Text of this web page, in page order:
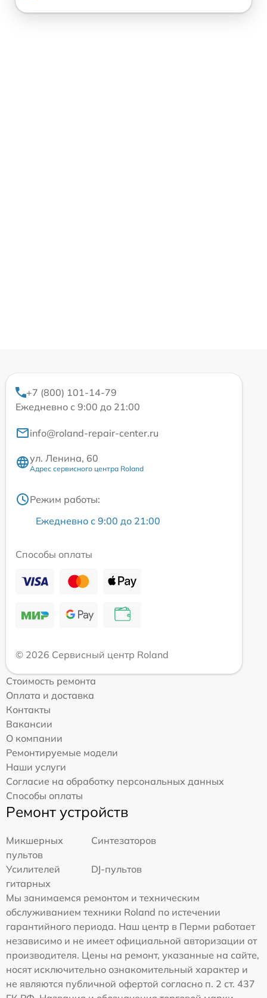
+7 (800) 101-14-79
Ежедневно с 9:00 до 21:00
info@roland-repair-center.ru
ул. Ленина, 60
Адрес сервисного центра Roland
Режим работы:
Ежедневно с 9:00 до 21:00
Способы оплаты
© 2026 Сервисный центр Roland
Стоимость ремонта
Оплата и доставка
Контакты
Вакансии
О компании
Ремонтируемые модели
Наши услуги
Согласие на обработку персональных данных
Способы оплаты
Ремонт устройств
Микшерных
пультов
Синтезаторов
Усилителей
гитарных
DJ-пультов
Мы занимаемся ремонтом и техническим
обслуживанием техники Roland по истечении
гарантийного периода. Наш центр в Перми работает
независимо и не имеет официальной авторизации от
производителя. Цены на ремонт, указанные на сайте,
носят исключительно ознакомительный характер и
не являются публичной офертой согласно п. 2 ст. 437